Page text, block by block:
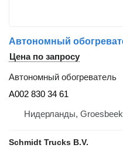
Цена по запросу
Автономный обогреватель
A002 830 34 61
Нидерланды, Groesbeek
Schmidt Trucks B.V.